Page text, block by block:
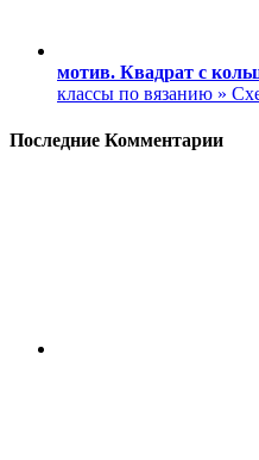
мотив. Квадрат с
классы по вязанию »
Последние Комментарии